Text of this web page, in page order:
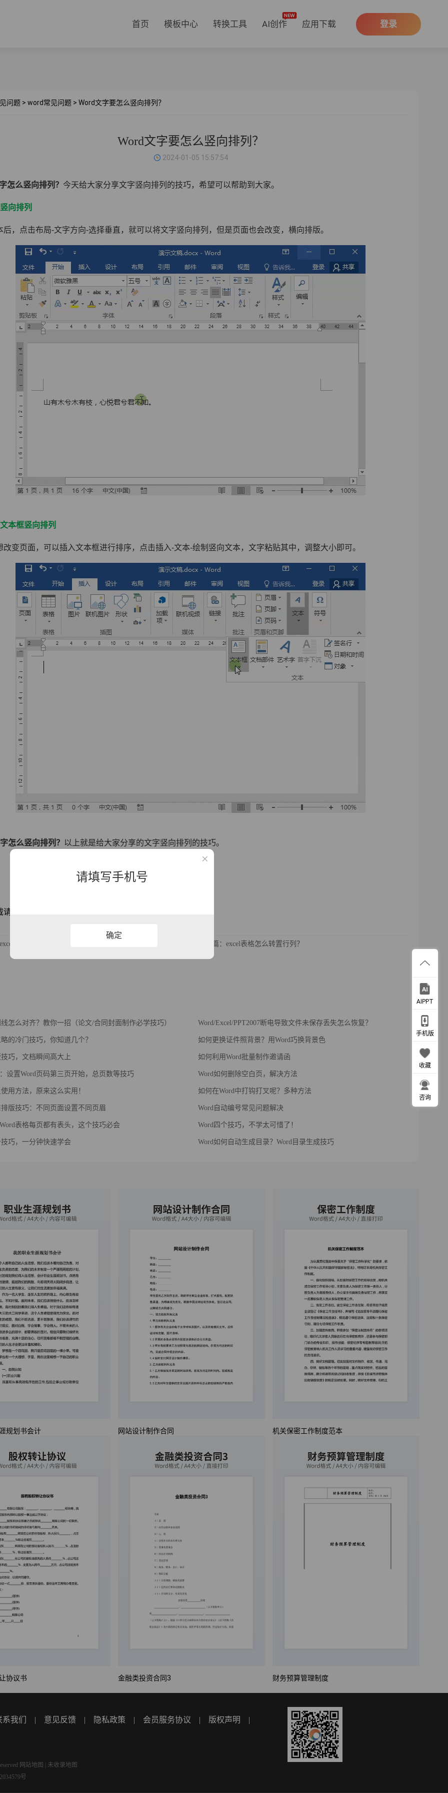
首页 模板中心 转换工具 AI创作 应用下载 登录
问题 > word常见问题 > Word文字要怎么竖向排列？
Word文字要怎么竖向排列？
2024-01-05 15:57:54
怎么竖向排列？ 今天给大家分享文字竖向排列的技巧，希望可以帮助到大家。
向排列
后，点击布局-文字方向-选择垂直，就可以将文字竖向排列，但是页面也会改变，横向排版。
本框竖向排列
改变页面，可以插入文本框进行排序，点击插入-文本-绘制竖向文本，文字粘贴其中，调整大小即可。
怎么竖向排列？ 以上就是给大家分享的文字竖向排列的技巧。
请注明源网址：http://www.xqppt.com/article/317.html
输入数字变成E+怎么办？excel输数字乱码 下一篇：excel表格怎么转置行列？
怎么对齐？教你一招（论文/合同封面制作必学技巧）
的冷门技巧，你知道几个？
巧，文档瞬间高大上
设置Word页码第三页开始，总页数等技巧
用方法，原来这么实用！
排版技巧：不同页面设置不同页眉
表格每页都有表头，这个技巧必会
巧，一分钟快速学会
Word/Excel/PPT2007断电导致文件未保存丢失怎么恢复？
如何更换证件照背景？用Word巧换背景色
如何利用Word批量制作邀请函
Word如何删除空白页，解决方法
如何在Word中打钩打叉呢？多种方法
Word自动编号常见问题解决
Word四个技巧，不学太可惜了！
Word如何自动生成目录？Word目录生成技巧
规划书会计 网站设计制作合同 机关保密工作制度范本
协议书 金融类投资合同3 财务预算管理制度
AIPPT
手机版
收藏
咨询
系我们 | 意见反馈 | 隐私政策 | 会员服务协议 | 版权声明 |
网站地图
未收录地图
号
请填写手机号
确定